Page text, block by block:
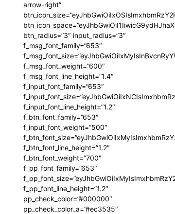
arrow-right”
btn_radius=”3″ input_radius=”3″
f_msg_font_family=”653″
f_msg_font_weight=”600″
f_msg_font_line_height=”1.4″
f_input_font_family=”653″
f_input_font_line_height=”1.2″
f_btn_font_family=”653″
f_input_font_weight=”500″
f_btn_font_line_height=”1.2″
f_btn_font_weight=”700″
f_pp_font_family=”653″
f_pp_font_line_height=”1.2″
pp_check_color=”#000000″
pp_check_color_a=”#ec3535″